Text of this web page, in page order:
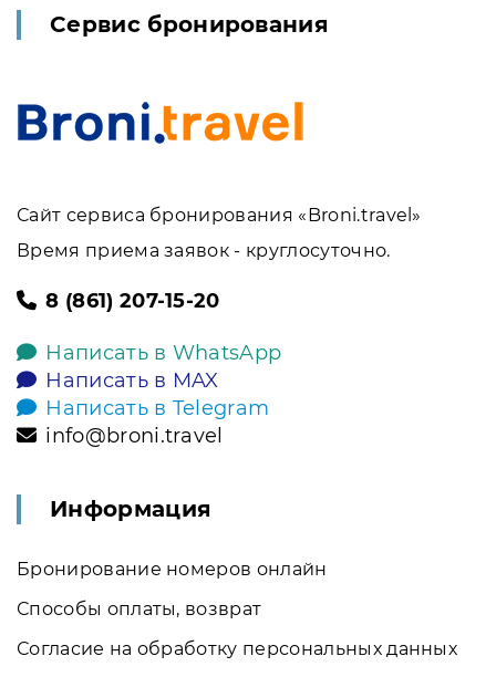
Сервис бронирования
Сайт сервиса бронирования «Broni.travel»
Время приема заявок - круглосуточно.
8 (861) 207-15-20
Написать в WhatsApp
Написать в MAX
Написать в Telegram
info@broni.travel
Информация
Бронирование номеров онлайн
Способы оплаты, возврат
Согласие на обработку персональных данных